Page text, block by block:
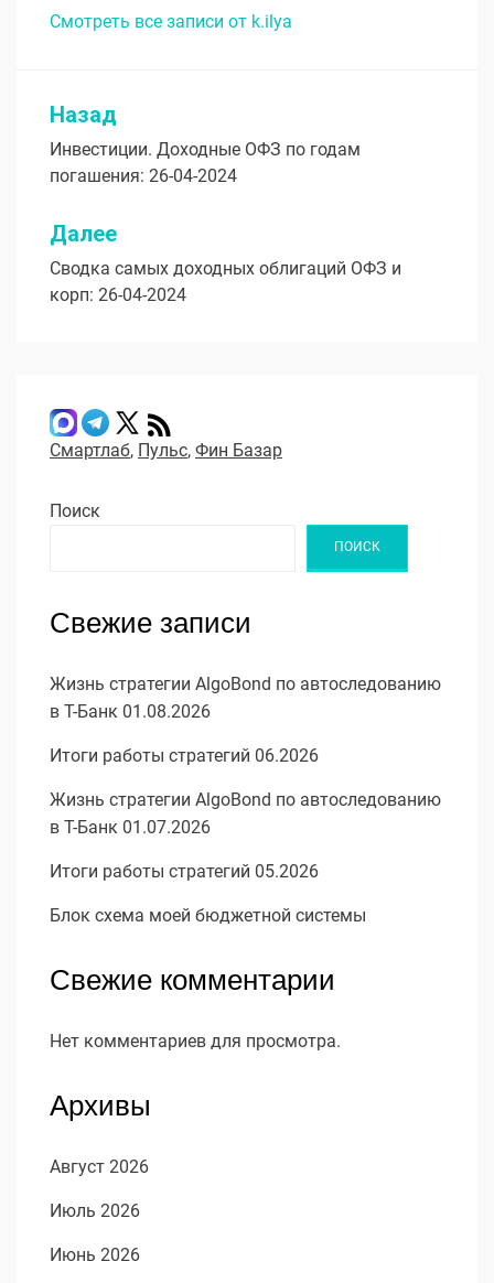
Смотреть все записи от k.ilya
Навигация
по
записям
Назад
Инвестиции. Доходные ОФЗ по годам
погашения: 26-04-2024
Далее
Сводка самых доходных облигаций ОФЗ и
корп: 26-04-2024
Смартлаб, Пульс, Фин Базар
Поиск
ПОИСК
Свежие записи
Жизнь стратегии AlgoBond по автоследованию
в Т-Банк 01.08.2026
Итоги работы стратегий 06.2026
Жизнь стратегии AlgoBond по автоследованию
в Т-Банк 01.07.2026
Итоги работы стратегий 05.2026
Блок схема моей бюджетной системы
Свежие комментарии
Нет комментариев для просмотра.
Архивы
Август 2026
Июль 2026
Июнь 2026